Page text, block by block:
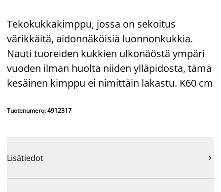
Tekokukkakimppu, jossa on sekoitus
värikkäitä, aidonnäköisiä luonnonkukkia.
Nauti tuoreiden kukkien ulkonäöstä ympäri
vuoden ilman huolta niiden ylläpidosta, tämä
kesäinen kimppu ei nimittäin lakastu. K60 cm
Tuotenumero: 4912317
Lisätiedot 